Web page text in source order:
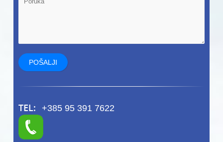
TEL: +385 95 391 7622